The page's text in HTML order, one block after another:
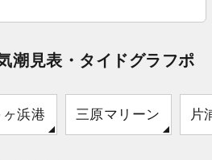
潮見表・タイドグラフポ
ヶ浜港 三原マリーン 片